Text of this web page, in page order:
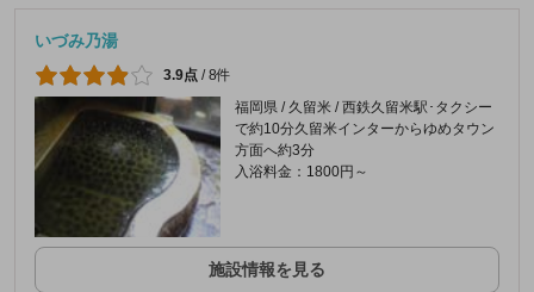
いづみ乃湯
3.9点 /8件
福岡県 / 久留米 / 西鉄久留米駅･タクシー
で約10分久留米インターからゆめタウン
方面へ約3分
入浴料金：1800円～
施設情報を見る